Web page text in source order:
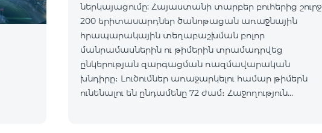
ներկայացումը: Հայաստանի տարբեր բուհերից շուրջ
200 երիտասարդներ ծանոթացան առաջնային
հրապարակային տեղաբաշխման բոլոր
մանրամասներին ու թիմերին տրամադրվեց
ընկերության զարգացման ռազմավարական
խնդիրը։ Լուծումներ առաջարկելու համար թիմերն
ունենալու են ընդամենը 72 ժամ։ Հաջողություն